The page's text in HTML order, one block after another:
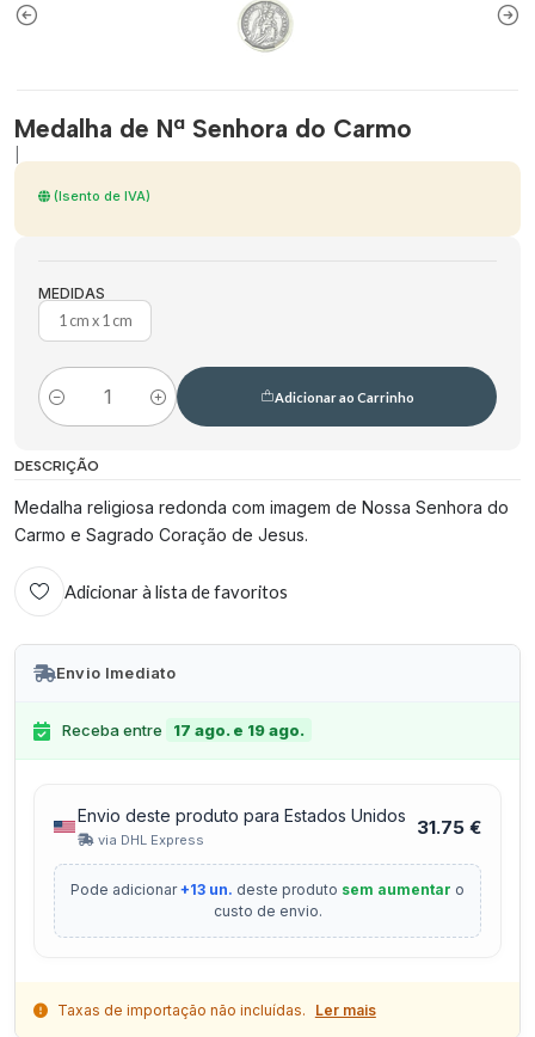
Medalha de Nª Senhora do Carmo
(Isento de IVA)
MEDIDAS
1 cm x 1 cm
Quantidade
Adicionar ao Carrinho
DESCRIÇÃO
Medalha religiosa redonda com imagem de Nossa Senhora do
Carmo e Sagrado Coração de Jesus.
Adicionar à lista de favoritos
Envio Imediato
Receba entre 17 ago. e 19 ago.
Envio deste produto para Estados Unidos
via DHL Express
31.75 €
Pode adicionar+13 un. deste produto sem aumentar o
custo de envio.
Taxas de importação não incluídas. Ler mais